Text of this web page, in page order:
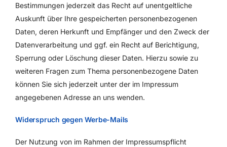
Bestimmungen jederzeit das Recht auf unentgeltliche
Auskunft über Ihre gespeicherten personenbezogenen
Daten, deren Herkunft und Empfänger und den Zweck der
Datenverarbeitung und ggf. ein Recht auf Berichtigung,
Sperrung oder Löschung dieser Daten. Hierzu sowie zu
weiteren Fragen zum Thema personenbezogene Daten
können Sie sich jederzeit unter der im Impressum
angegebenen Adresse an uns wenden.
Widerspruch gegen Werbe-Mails
Der Nutzung von im Rahmen der Impressumspflicht